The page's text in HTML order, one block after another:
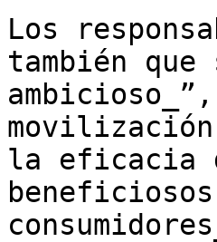
Los
también
la eficacia